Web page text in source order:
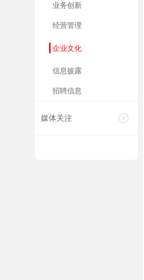
业务创新
经营管理
企业文化
信息披露
招聘信息
媒体关注